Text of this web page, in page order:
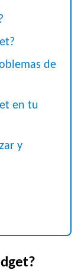
de
en tu
y